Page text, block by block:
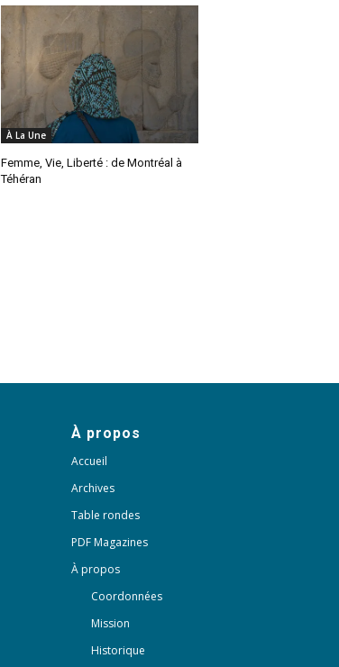
À La Une
Femme, Vie, Liberté : de Montréal à
Téhéran
À propos
Accueil
Archives
Table rondes
PDF Magazines
À propos
Coordonnées
Mission
Historique